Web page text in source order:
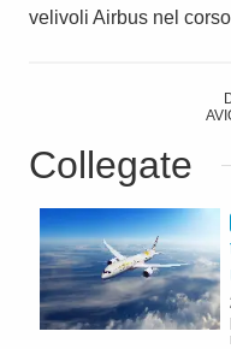
velivoli Airbus nel
Collegate